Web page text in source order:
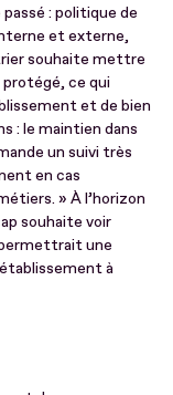
: politique de
et externe,
souhaite mettre
ce qui
et de bien
: le maintien dans
un suivi très
en cas
» À l’horizon
souhaite voir
une
à